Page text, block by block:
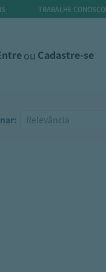
TRABALHE CONOSCO
ou Cadastre-se